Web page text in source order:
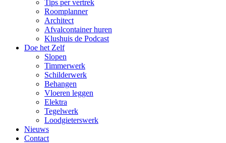
Tips per vertrek
Roomplanner
Architect
Afvalcontainer huren
Klushuis de Podcast
Doe het Zelf
Slopen
Timmerwerk
Schilderwerk
Behangen
Vloeren leggen
Elektra
Tegelwerk
Loodgieterswerk
Nieuws
Contact